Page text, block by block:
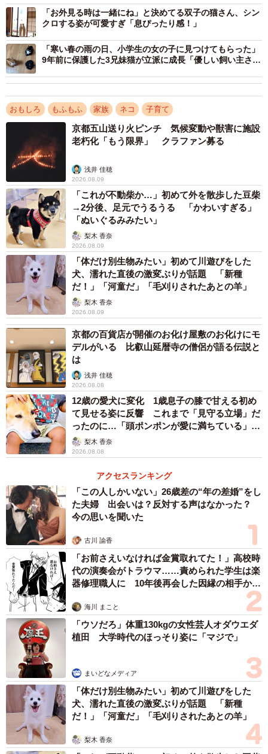
本体のベビーカーは猫が使っていたという（「Kazu.net@norway🇳🇴」
さん提供）
箱をかぶる長男と、ベビーカーでくつろぐ猫
その後の様子について尋ねると、「箱は気に入って毎日か
ぶっています。猫はしばらく乗って休んで、またどこかへ
出掛けていきました」とのこと。
長男くんは新しいものに興味津々な3歳児。猫ちゃんは今年
6歳になります。常に猫ちゃんはいい寝床を見つける努力を
惜しまないとか。なので、「いろんなところにお気に入り
の寝床があります」とKazu.netさん。
名前は非公開、でも存在感は抜群
猫ちゃんのお名前については「非公開」とのこと。「なん
となくその方が神秘性があるかなと思って…というのは嘘
です。公開するタイミングを逃しました（笑）」とユーモ
ラスに明かしてくれました。
一方で、ハスキー20頭を飼っている理由については「犬ぞ
りをやっているから」とのこと。壮大な自然の中での暮ら
しぶりが伝わってきます。
3/4
ベビーカーは僕のものでちゅよ、ネコちゃん？（「Kazu.net@norway
🇳🇴」さん提供）
SNSでは「入れ替わってる!?」
投稿には「猫が赤ちゃん役で長男くんが箱役？入れ替わっ
てるみたい」「猫ちゃんが旅行についていく気満々」など
とコメントが殺到。思わぬ「逆転現象」がほほえましいと
話題になりました。
ベビーカーは旅行用に買ったはずが、息子さんと猫ちゃん
にとって最高のおもちゃ・居場所に変わりました。「思っ
てたのと違う」からこそ生まれた、北欧の暮らしのユーモ
「お外見る時は一緒にね」と決めてる双子の猫さん、シン
クロする姿が可愛すぎ「息ぴったり感！」
「寒い春の雨の日、小学生の女の子に見つけてもらった」
9年前に保護した3兄妹猫が立派に成長「優しい飼い主さん
おもしろ もふもふ 家族 ネコ 子育て
京都五山送り火ピンチ 気候変動や獣害に施設
老朽化「もう限界」 クラファン募る
浅井 佳穂
2026.08.09
「これが不動柴か…」初めて外を散歩した豆柴
→2分後、足元でうるうる 「かわいすぎる」
「ぬいぐるみみたい」
梨木 香奈
2026.08.09
「体だけ別生物みたい」初めて川遊びをした
犬、濡れた直後の激変ぶりが話題 「新種
だ！」「河童だ」「毛刈りされたあとの羊」
梨木 香奈
2026.08.09
京都の百貨店が開催のお化け屋敷のお化けにモ
デルがいる 比叡山延暦寺の僧侶が語る伝説と
は
浅井 佳穂
2026.08.08
12歳の愛犬に変化 1歳息子の膝で甘える初め
て見せる姿に反響 これまで「見守る立場」だ
ったのに…「頭ポンポンが愛に満ちている」
「尊…」
梨木 香奈
2026.08.08
アクセスランキング
「この人しかいない」26歳差の“年の差婚”をし
た夫婦 出会いは？反対する声はなかった？
今の思いを聞いた
古川 諭香
「お前さえいなければ金賞取れてた！」高校時
代の演奏会がトラウマ……責められた学生は楽
器修理職人に 10年後再会した因縁の相手から
海川 まこと
「ウソだろ」体重130kgの女性芸人オダウエダ
植田 大学時代のほっそり姿に「マジで」
まいどなメディア
「体だけ別生物みたい」初めて川遊びをした
犬、濡れた直後の激変ぶりが話題 「新種
だ！」「河童だ」「毛刈りされたあとの羊」
梨木 香奈